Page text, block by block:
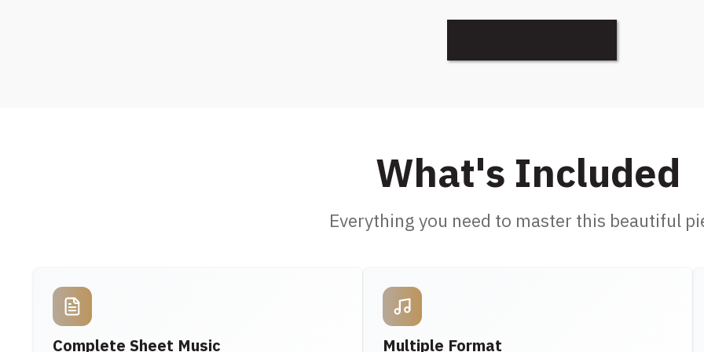
What's Included
Everything you need to master this beautiful
Complete Sheet Music Multiple Format